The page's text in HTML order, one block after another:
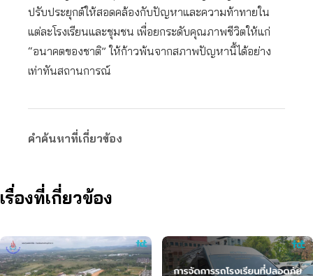
ปรับประยุกต์ให้สอดคล้องกับปัญหาและความท้าทายใน
แต่ละโรงเรียนและชุมชน เพื่อยกระดับคุณภาพชีวิตให้แก่
“อนาคตของชาติ” ให้ก้าวพ้นจากสภาพปัญหานี้ได้อย่าง
เท่าทันสถานการณ์
คำค้นหาที่เกี่ยวข้อง
เรื่องที่เกี่ยวข้อง